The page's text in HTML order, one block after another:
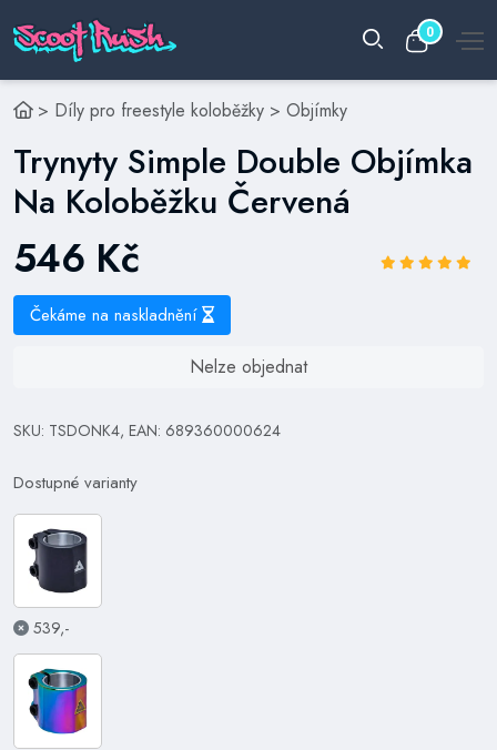
0
> Díly pro freestyle koloběžky > Objímky
Trynyty Simple Double Objímka
Na Koloběžku Červená
546 Kč
Čekáme na naskladnění
Nelze objednat
SKU: TSDONK4, EAN: 689360000624
Dostupné varianty
539,-